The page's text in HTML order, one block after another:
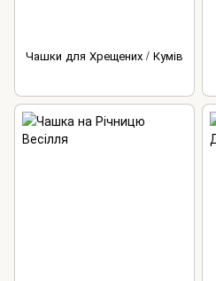
Чашки для Хрещених / Кумів